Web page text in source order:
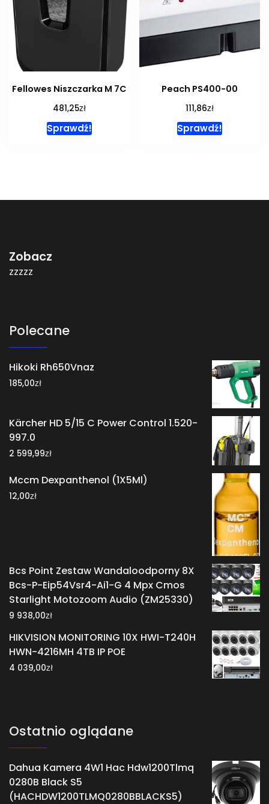
Fellowes Niszczarka M 7C
481,25zł
Sprawdź!
Peach PS400-00
111,86zł
Sprawdź!
Zobacz
zzzzz
Polecane
Hikoki Rh650Vnaz
185,00zł
Kärcher HD 5/15 C Power Control 1.520-
997.0
2 599,99zł
Mccm Dexpanthenol (1X5Ml)
12,00zł
Bcs Point Zestaw Wandaloodporny 8X
Bcs-P-Eip54Vsr4-Ai1-G 4 Mpx Cmos
Starlight Motozoom Audio (ZM25330)
9 938,00zł
HIKVISION MONITORING 10X HWI-T240H
HWN-4216MH 4TB IP POE
4 039,00zł
Ostatnio oglądane
Dahua Kamera 4W1 Hac Hdw1200Tlmq
0280B Black S5
(HACHDW1200TLMQ0280BBLACKS5)